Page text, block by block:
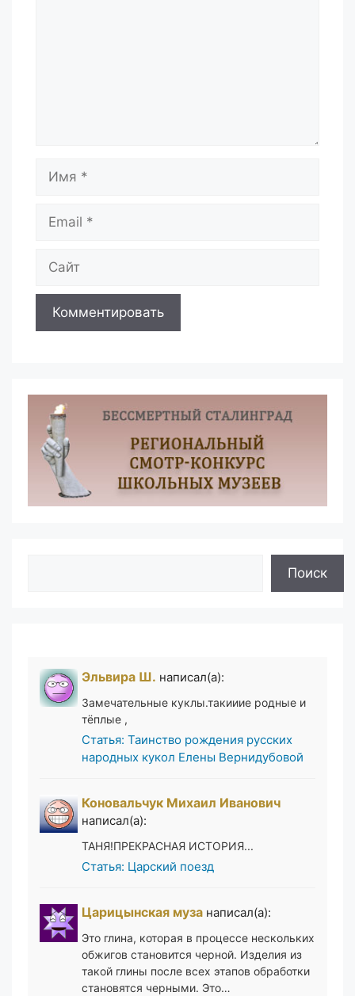
Поиск
Эльвира Ш. написал(а):
Замечательные куклы.такииие родные и
тёплые ,
Статья: Таинство рождения русских
народных кукол Елены Вернидубовой
Коновальчук Михаил Иванович
написал(а):
ТАНЯ!ПРЕКРАСНАЯ ИСТОРИЯ...
Статья: Царский поезд
Царицынская муза написал(а):
Это глина, которая в процессе нескольких
обжигов становится черной. Изделия из
такой глины после всех этапов обработки
становятся черными. Это…